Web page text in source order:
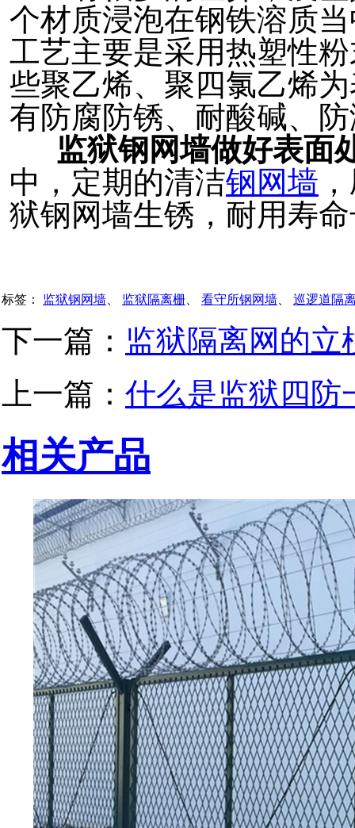
个材质浸泡在钢铁溶质
工艺主要是采用热塑性
些聚乙烯、聚四氯乙烯
有防腐防锈、耐酸碱、
监狱钢网墙做好表面
中，定期的清洁钢网墙
狱钢网墙生锈，耐用寿
标签： 监狱钢网墙 监狱隔离栅 看守所钢网墙 巡逻道隔
下一篇： 监狱隔离网的立
上一篇： 什么是监狱四防
相关产品